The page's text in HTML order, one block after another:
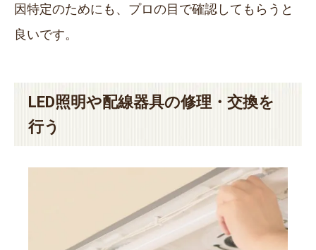
因特定のためにも、プロの目で確認してもらうと
良いです。
LED照明や配線器具の修理・交換を
行う